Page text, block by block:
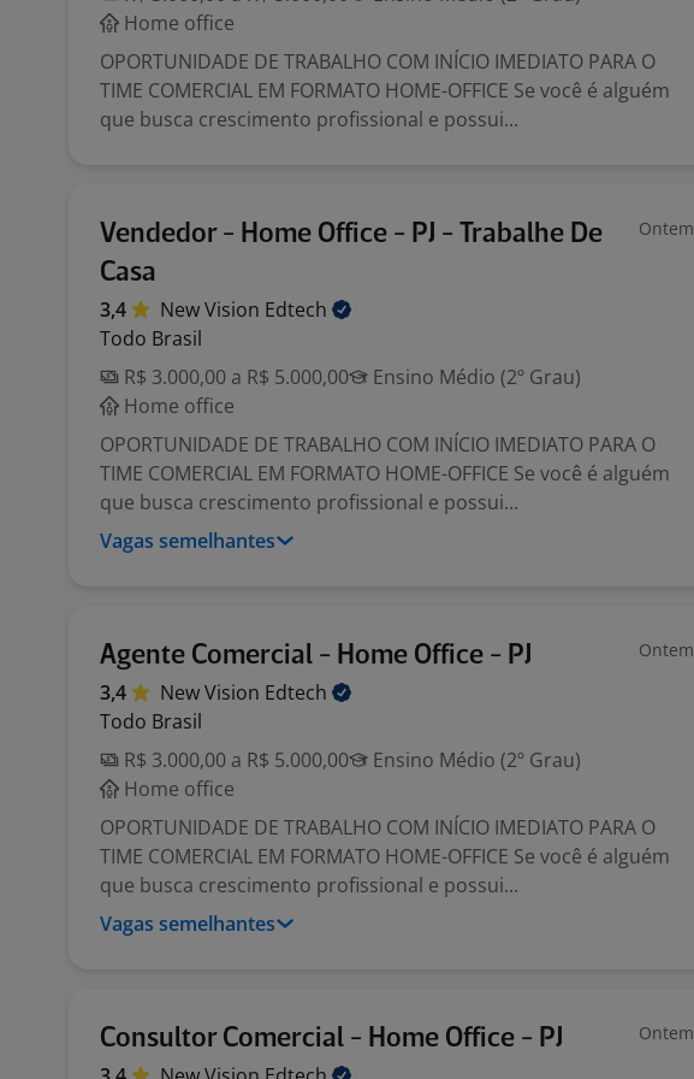
Home office
OPORTUNIDADE DE TRABALHO COM INÍCIO IMEDIATO PARA O
TIME COMERCIAL EM FORMATO HOME-OFFICE Se você é alguém
que busca crescimento profissional e possui...
Vendedor - Home Office - PJ - Trabalhe De
Casa
Ontem
3,4 New Vision Edtech
Todo Brasil
R$ 3.000,00 a R$ 5.000,00
Ensino Médio (2º Grau)
Home office
OPORTUNIDADE DE TRABALHO COM INÍCIO IMEDIATO PARA O
TIME COMERCIAL EM FORMATO HOME-OFFICE Se você é alguém
que busca crescimento profissional e possui...
Vagas semelhantes
Agente Comercial - Home Office - PJ Ontem
3,4 New Vision Edtech
Todo Brasil
R$ 3.000,00 a R$ 5.000,00
Ensino Médio (2º Grau)
Home office
OPORTUNIDADE DE TRABALHO COM INÍCIO IMEDIATO PARA O
TIME COMERCIAL EM FORMATO HOME-OFFICE Se você é alguém
que busca crescimento profissional e possui...
Vagas semelhantes
Consultor Comercial - Home Office - PJ Ontem